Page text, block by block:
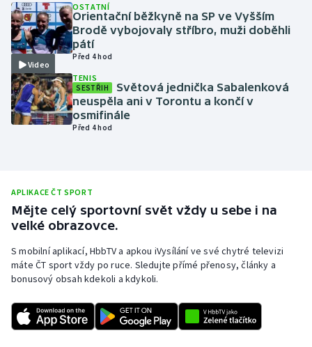
Motorsport
Olympijské hry
Parasport
Plavání
Ragby
Rychlobruslení
Rychlostní kanoistika
Short track
Sportovní střelba
Video
OSTATNÍ
Orientační běžkyně na SP ve Vyšším
Brodě vybojovaly stříbro, muži doběhli
pátí
Před 4 hod
TENIS
SESTŘIH
Světová jednička Sabalenková
neuspěla ani v Torontu a končí v
osmifinále
Před 4 hod
APLIKACE ČT SPORT
Mějte celý sportovní svět vždy u sebe i na
velké obrazovce.
S mobilní aplikací, HbbTV a apkou iVysílání ve své chytré televizi
máte ČT sport vždy po ruce. Sledujte přímé přenosy, články a
bonusový obsah kdekoli a kdykoli.